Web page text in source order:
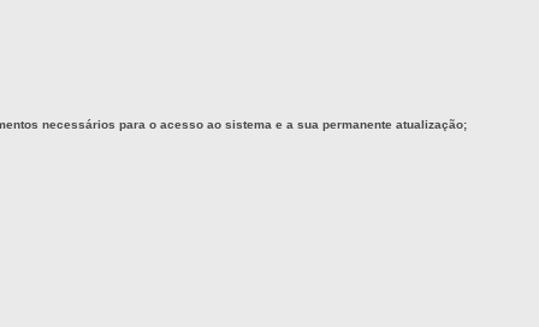
necessários para o acesso ao sistema e a sua permanente atualização;